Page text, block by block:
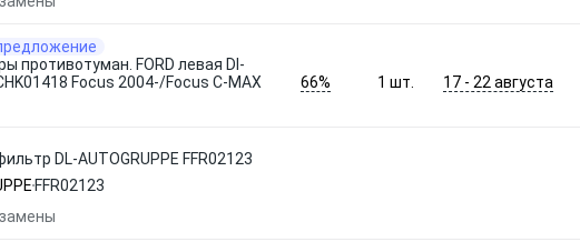
противотуман. FORD левая Dl-
Focus 2004-/Focus C-MAX
66% 1 шт. 17 - 22 августа
DL-AUTOGRUPPE FFR02123
FFR02123